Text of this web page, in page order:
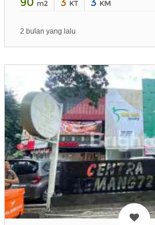
m2 KT
KM
2 bulan yang lalu